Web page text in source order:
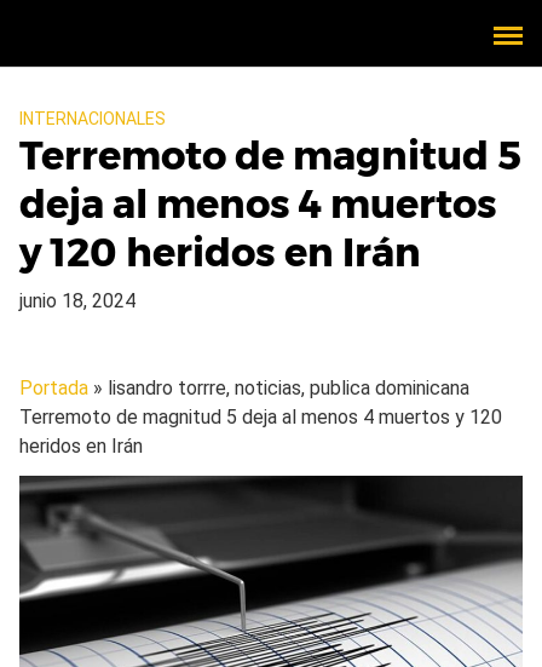
INTERNACIONALES
Terremoto de magnitud 5
deja al menos 4 muertos
y 120 heridos en Irán
junio 18, 2024
Portada » lisandro torrre, noticias, publica dominicana
Terremoto de magnitud 5 deja al menos 4 muertos y 120
heridos en Irán